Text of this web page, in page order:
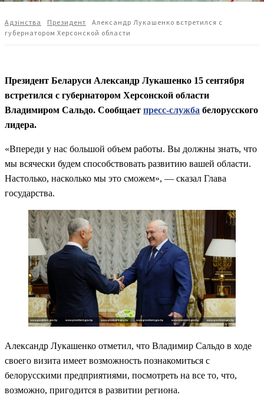
Адзiнства Президент
Александр Лукашенко встретился с
губернатором Херсонской области
Президент Беларуси Александр Лукашенко 15 сентября
встретился с губернатором Херсонской области
Владимиром Сальдо. Сообщает пресс-служба белорусского
лидера.
«Впереди у нас большой объем работы. Вы должны знать, что
мы всячески будем способствовать развитию вашей области.
Настолько, насколько мы это сможем», — сказал Глава
государства.
Александр Лукашенко отметил, что Владимир Сальдо в ходе
своего визита имеет возможность познакомиться с
белорусскими предприятиями, посмотреть на все то, что,
возможно, пригодится в развитии региона.